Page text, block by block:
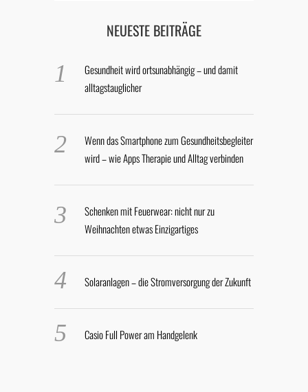
NEUESTE BEITRÄGE
Gesundheit wird ortsunabhängig – und damit
alltagstauglicher
Wenn das Smartphone zum Gesundheitsbegleiter
wird – wie Apps Therapie und Alltag verbinden
Schenken mit Feuerwear: nicht nur zu
Weihnachten etwas Einzigartiges
Solaranlagen – die Stromversorgung der Zukunft
Casio Full Power am Handgelenk